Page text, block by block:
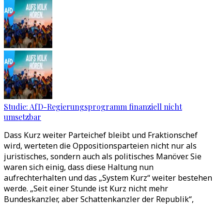
Studie: AfD-Regierungsprogramm finanziell nicht
umsetzbar
Dass Kurz weiter Parteichef bleibt und Fraktionschef
wird, werteten die Oppositionsparteien nicht nur als
juristisches, sondern auch als politisches Manöver. Sie
waren sich einig, dass diese Haltung nun
aufrechterhalten und das „System Kurz“ weiter bestehen
werde. „Seit einer Stunde ist Kurz nicht mehr
Bundeskanzler, aber Schattenkanzler der Republik“,